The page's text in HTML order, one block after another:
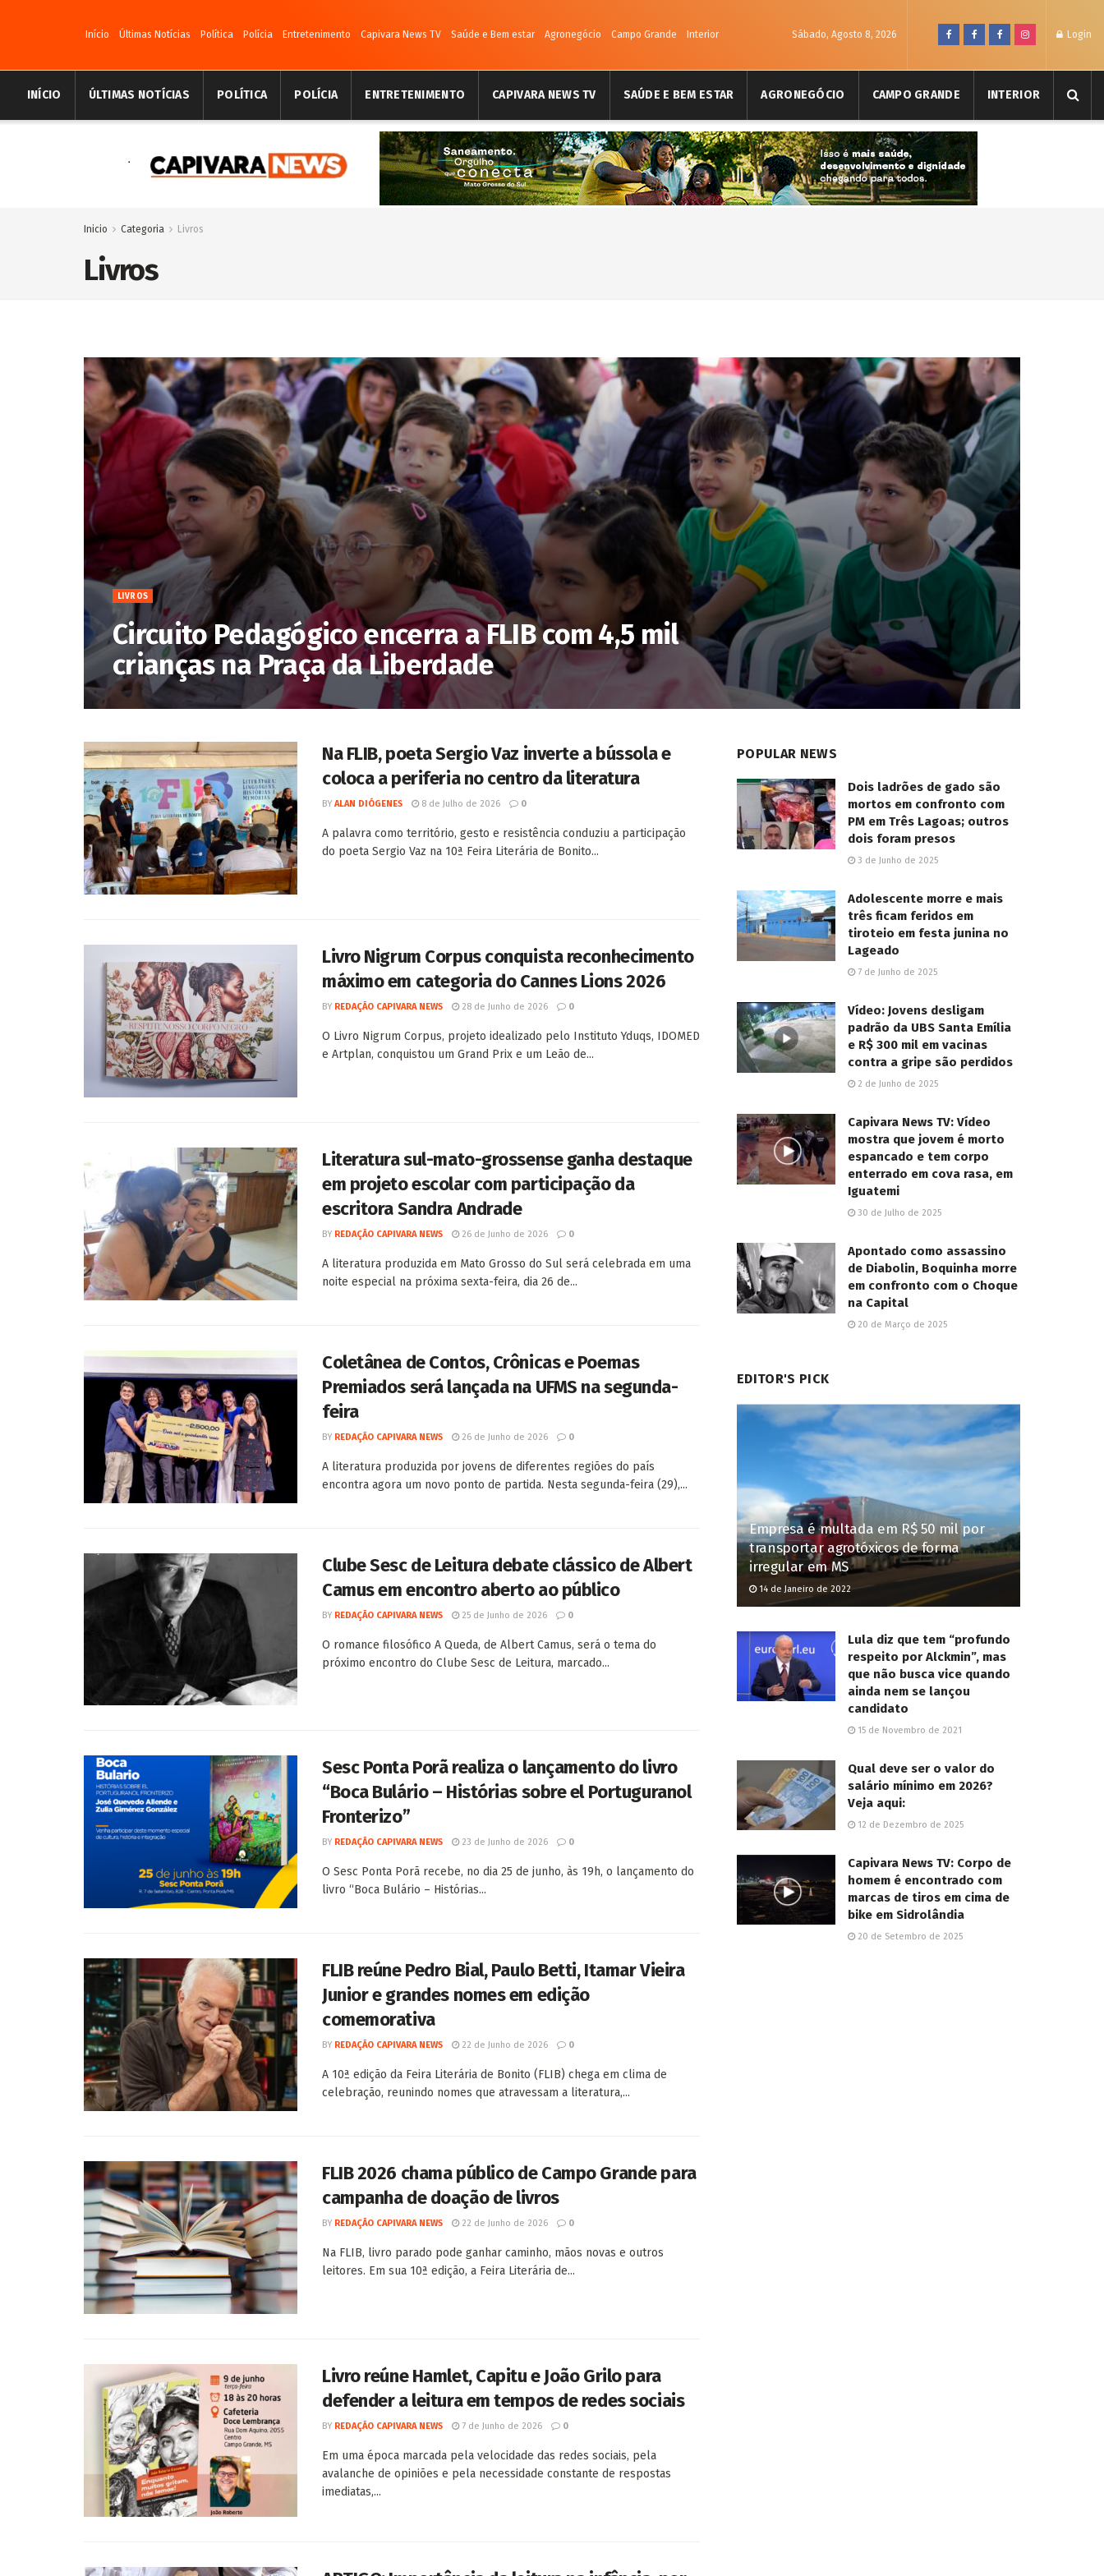
Início Últimas Notícias Política Polícia Entretenimento Capivara News TV Saúde e Bem estar Agronegócio Campo Grande Interior Sábado, Agosto 8, 2026 Login
INÍCIO ÚLTIMAS NOTÍCIAS POLÍTICA POLÍCIA ENTRETENIMENTO CAPIVARA NEWS TV SAÚDE E BEM ESTAR AGRONEGÓCIO CAMPO GRANDE INTERIOR
Inicio Categoria Livros
Livros
LIVROS
Circuito Pedagógico encerra a FLIB com 4,5 mil
crianças na Praça da Liberdade
Na FLIB, poeta Sergio Vaz inverte a bússola e
coloca a periferia no centro da literatura
BY ALAN DIÓGENES 8 de Julho de 2026 0
A palavra como território, gesto e resistência conduziu a participação
do poeta Sergio Vaz na 10ª Feira Literária de Bonito...
Livro Nigrum Corpus conquista reconhecimento
máximo em categoria do Cannes Lions 2026
BY REDAÇÃO CAPIVARA NEWS 28 de Junho de 2026 0
O Livro Nigrum Corpus, projeto idealizado pelo Instituto Yduqs, IDOMED
e Artplan, conquistou um Grand Prix e um Leão de...
Literatura sul-mato-grossense ganha destaque
em projeto escolar com participação da
escritora Sandra Andrade
BY REDAÇÃO CAPIVARA NEWS 26 de Junho de 2026 0
A literatura produzida em Mato Grosso do Sul será celebrada em uma
noite especial na próxima sexta-feira, dia 26 de...
Coletânea de Contos, Crônicas e Poemas
Premiados será lançada na UFMS na segunda-
feira
BY REDAÇÃO CAPIVARA NEWS 26 de Junho de 2026 0
A literatura produzida por jovens de diferentes regiões do país
encontra agora um novo ponto de partida. Nesta segunda-feira (29),...
Clube Sesc de Leitura debate clássico de Albert
Camus em encontro aberto ao público
BY REDAÇÃO CAPIVARA NEWS 25 de Junho de 2026 0
O romance filosófico A Queda, de Albert Camus, será o tema do
próximo encontro do Clube Sesc de Leitura, marcado...
Sesc Ponta Porã realiza o lançamento do livro
“Boca Bulário – Histórias sobre el Portuguranol
Fronterizo”
BY REDAÇÃO CAPIVARA NEWS 23 de Junho de 2026 0
O Sesc Ponta Porã recebe, no dia 25 de junho, às 19h, o lançamento do
livro “Boca Bulário – Histórias...
FLIB reúne Pedro Bial, Paulo Betti, Itamar Vieira
Junior e grandes nomes em edição
comemorativa
BY REDAÇÃO CAPIVARA NEWS 22 de Junho de 2026 0
A 10ª edição da Feira Literária de Bonito (FLIB) chega em clima de
celebração, reunindo nomes que atravessam a literatura,...
FLIB 2026 chama público de Campo Grande para
campanha de doação de livros
BY REDAÇÃO CAPIVARA NEWS 22 de Junho de 2026 0
Na FLIB, livro parado pode ganhar caminho, mãos novas e outros
leitores. Em sua 10ª edição, a Feira Literária de...
Livro reúne Hamlet, Capitu e João Grilo para
defender a leitura em tempos de redes sociais
BY REDAÇÃO CAPIVARA NEWS 7 de Junho de 2026 0
Em uma época marcada pela velocidade das redes sociais, pela
avalanche de opiniões e pela necessidade constante de respostas
imediatas,...
POPULAR NEWS
Dois ladrões de gado são
mortos em confronto com
PM em Três Lagoas; outros
dois foram presos
3 de Junho de 2025
Adolescente morre e mais
três ficam feridos em
tiroteio em festa junina no
Lageado
7 de Junho de 2025
Vídeo: Jovens desligam
padrão da UBS Santa Emília
e R$ 300 mil em vacinas
contra a gripe são perdidos
2 de Junho de 2025
Capivara News TV: Vídeo
mostra que jovem é morto
espancado e tem corpo
enterrado em cova rasa, em
Iguatemi
30 de Julho de 2025
Apontado como assassino
de Diabolin, Boquinha morre
em confronto com o Choque
na Capital
20 de Março de 2025
EDITOR'S PICK
Empresa é multada em R$ 50 mil por
transportar agrotóxicos de forma
irregular em MS
14 de Janeiro de 2022
Lula diz que tem “profundo
respeito por Alckmin”, mas
que não busca vice quando
ainda nem se lançou
candidato
15 de Novembro de 2021
Qual deve ser o valor do
salário mínimo em 2026?
Veja aqui:
12 de Dezembro de 2025
Capivara News TV: Corpo de
homem é encontrado com
marcas de tiros em cima de
bike em Sidrolândia
20 de Setembro de 2025